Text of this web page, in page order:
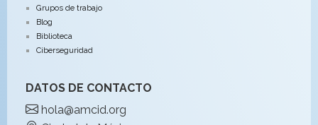
Grupos de trabajo
Blog
Biblioteca
Ciberseguridad
DATOS DE CONTACTO
hola@amcid.org